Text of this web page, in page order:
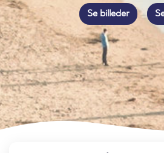
Se billeder